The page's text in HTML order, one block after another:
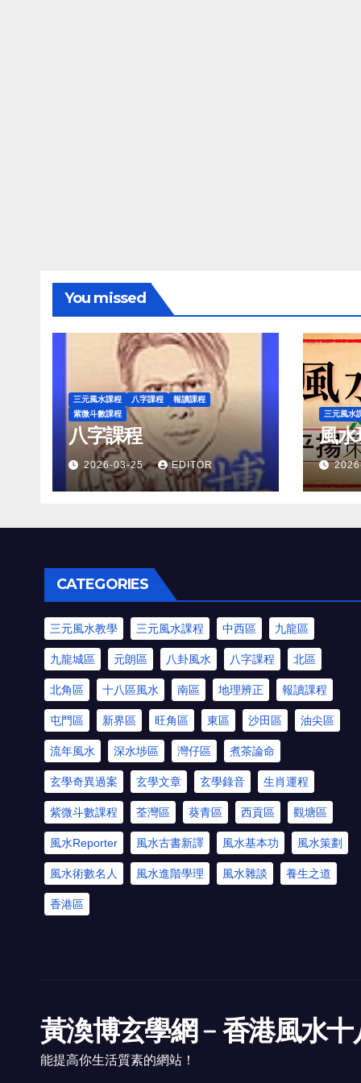
You missed
三元風水課程 八字課程
報讀課程
紫微斗數課程
八字課程
2026-03-25 EDITOR
三元風水
風水
CATEGORIES
三元風水教學 三元風水課程 中西區 九龍區
九龍城區 元朗區 八卦風水 八字課程 北區
北角區 十八區風水 南區 地理辨正 報讀課程
屯門區 新界區 旺角區 東區 沙田區 油尖區
流年風水 深水埗區 灣仔區 煮茶論命
玄學奇異過案 玄學文章 玄學錄音 生肖運程
紫微斗數課程 荃灣區 葵青區 西貢區 觀塘區
風水Reporter 風水古書新譯 風水基本功 風水策劃
風水術數名人 風水進階學理 風水雜談 養生之道
香港區
黃渙博玄學網﹣香港風水十
能提高你生活質素的網站！